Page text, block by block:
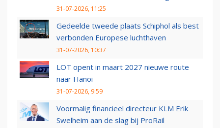
31-07-2026, 11:25
Gedeelde tweede plaats Schiphol als best
verbonden Europese luchthaven
31-07-2026, 10:37
LOT opent in maart 2027 nieuwe route
naar Hanoi
31-07-2026, 9:59
Voormalig financieel directeur KLM Erik
Swelheim aan de slag bij ProRail